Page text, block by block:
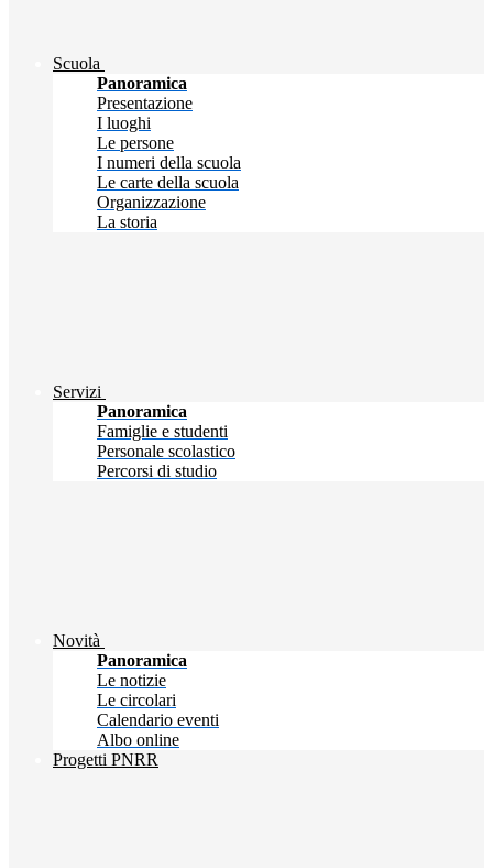
Scuola
Panoramica
Presentazione
I luoghi
Le persone
I numeri della scuola
Le carte della scuola
Organizzazione
La storia
Servizi
Panoramica
Famiglie e studenti
Personale scolastico
Percorsi di studio
Novità
Panoramica
Le notizie
Le circolari
Calendario eventi
Albo online
Progetti PNRR